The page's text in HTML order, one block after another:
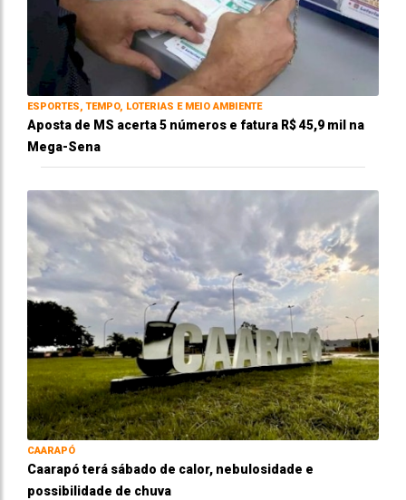
ESPORTES, TEMPO, LOTERIAS E MEIO AMBIENTE
Aposta de MS acerta 5 números e fatura R$ 45,9 mil na
Mega-Sena
CAARAPÓ
Caarapó terá sábado de calor, nebulosidade e
possibilidade de chuva